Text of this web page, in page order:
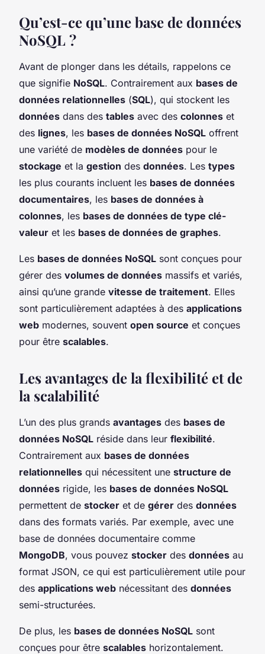
Qu’est-ce qu’une base de données
NoSQL ?
Avant de plonger dans les détails, rappelons ce
que signifie NoSQL. Contrairement aux bases de
données relationnelles (SQL), qui stockent les
données dans des tables avec des colonnes et
des lignes, les bases de données NoSQL offrent
une variété de modèles de données pour le
stockage et la gestion des données. Les types
les plus courants incluent les bases de données
documentaires, les bases de données à
colonnes, les bases de données de type clé-
valeur et les bases de données de graphes.
Les bases de données NoSQL sont conçues pour
gérer des volumes de données massifs et variés,
ainsi qu’une grande vitesse de traitement. Elles
sont particulièrement adaptées à des applications
web modernes, souvent open source et conçues
pour être scalables.
Les avantages de la flexibilité et de
la scalabilité
L’un des plus grands avantages des bases de
données NoSQL réside dans leur flexibilité.
Contrairement aux bases de données
relationnelles qui nécessitent une structure de
données rigide, les bases de données NoSQL
permettent de stocker et de gérer des données
dans des formats variés. Par exemple, avec une
base de données documentaire comme
MongoDB, vous pouvez stocker des données au
format JSON, ce qui est particulièrement utile pour
des applications web nécessitant des données
semi-structurées.
De plus, les bases de données NoSQL sont
conçues pour être scalables horizontalement.